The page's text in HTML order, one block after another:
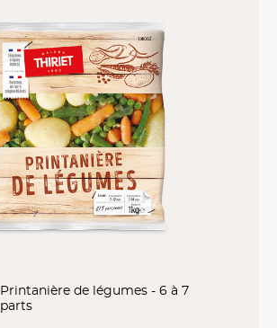
Printanière de légumes - 6 à 7
parts